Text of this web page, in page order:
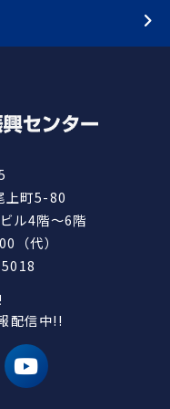
上町5-80
ル4階～6階
（代）
配信中!!
twitter）
youtube